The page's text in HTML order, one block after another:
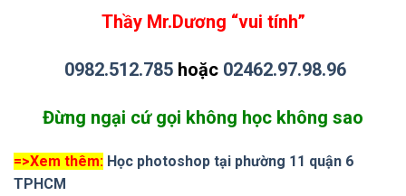
Thầy Mr.Dương “vui tính”
0982.512.785 hoặc 02462.97.98.96
Đừng ngại cứ gọi không học không sao
=>Xem thêm: Học photoshop tại phường 11 quận 6
TPHCM